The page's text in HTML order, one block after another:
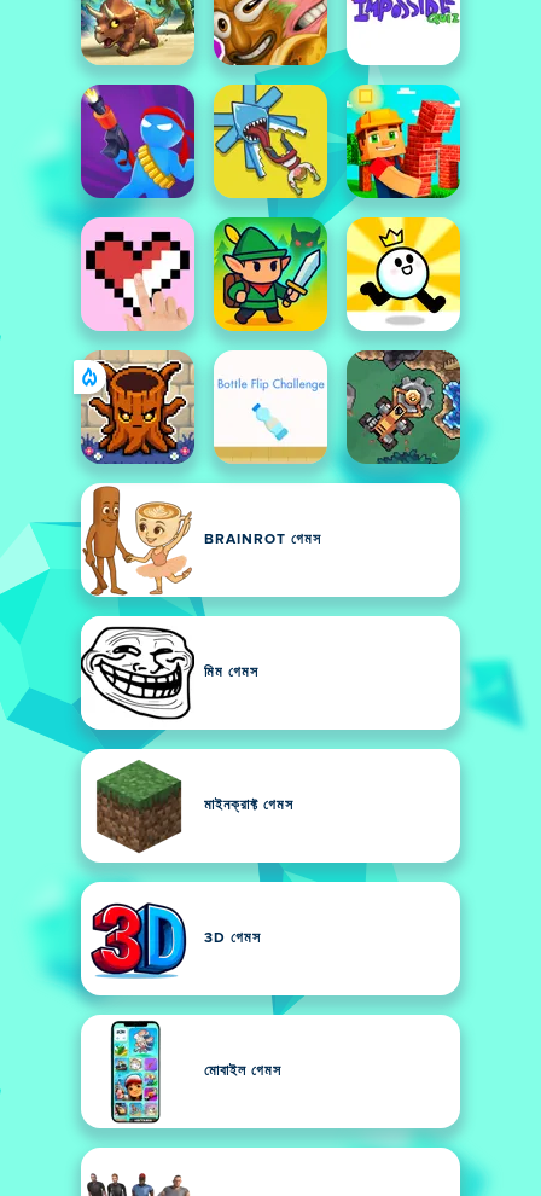
BRAINROT গেমস
মিম গেমস
মাইনক্রাফ্ট গেমস
3D গেমস
মোবাইল গেমস